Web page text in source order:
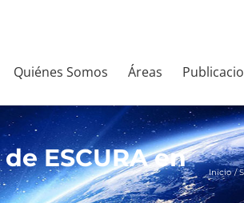
Quiénes Somos Áreas
ESCURA en
Inicio